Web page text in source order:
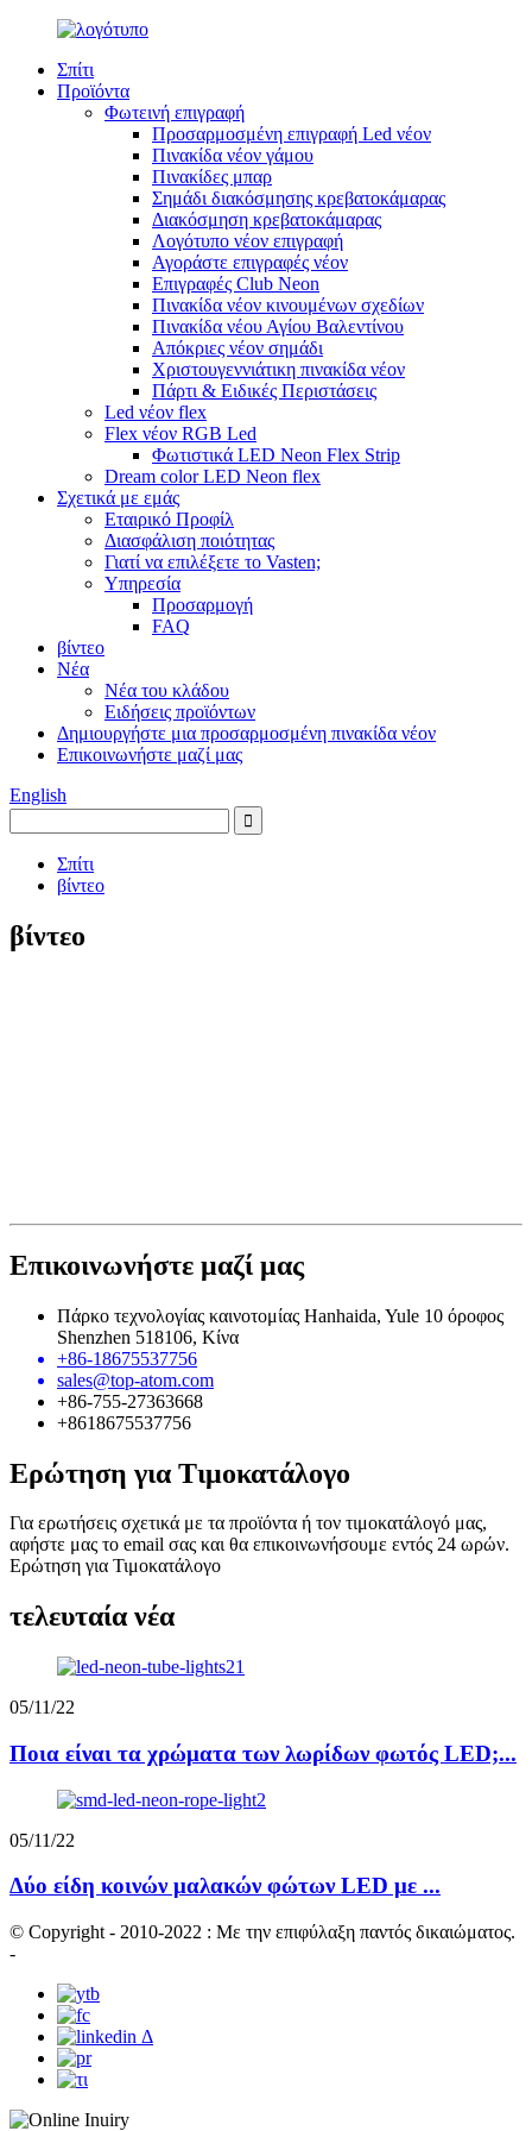
Σπίτι
Προϊόντα
Φωτεινή επιγραφή
Προσαρμοσμένη επιγραφή Led νέον
Πινακίδα νέον γάμου
Πινακίδες μπαρ
Σημάδι διακόσμησης κρεβατοκάμαρας
Διακόσμηση κρεβατοκάμαρας
Λογότυπο νέον επιγραφή
Αγοράστε επιγραφές νέον
Επιγραφές Club Neon
Πινακίδα νέον κινουμένων σχεδίων
Πινακίδα νέου Αγίου Βαλεντίνου
Απόκριες νέον σημάδι
Χριστουγεννιάτικη πινακίδα νέον
Πάρτι & Ειδικές Περιστάσεις
Led νέον flex
Flex νέον RGB Led
Φωτιστικά LED Neon Flex Strip
Dream color LED Neon flex
Σχετικά με εμάς
Εταιρικό Προφίλ
Διασφάλιση ποιότητας
Γιατί να επιλέξετε το Vasten;
Υπηρεσία
Προσαρμογή
FAQ
βίντεο
Νέα
Νέα του κλάδου
Ειδήσεις προϊόντων
Δημιουργήστε μια προσαρμοσμένη πινακίδα νέον
Επικοινωνήστε μαζί μας
English
Σπίτι
βίντεο
βίντεο
Επικοινωνήστε μαζί μας
Πάρκο τεχνολογίας καινοτομίας Hanhaida, Yule 10 όροφος
Shenzhen 518106, Κίνα
+86-18675537756
sales@top-atom.com
+86-755-27363668
+8618675537756
Ερώτηση για Τιμοκατάλογο
Για ερωτήσεις σχετικά με τα προϊόντα ή τον τιμοκατάλογό μας,
αφήστε μας το email σας και θα επικοινωνήσουμε εντός 24 ωρών.
Ερώτηση για Τιμοκατάλογο
τελευταία νέα
05/11/22
Ποια είναι τα χρώματα των λωρίδων φωτός LED;...
05/11/22
Δύο είδη κοινών μαλακών φώτων LED με ...
© Copyright - 2010-2022 : Με την επιφύλαξη παντός δικαιώματος.
-